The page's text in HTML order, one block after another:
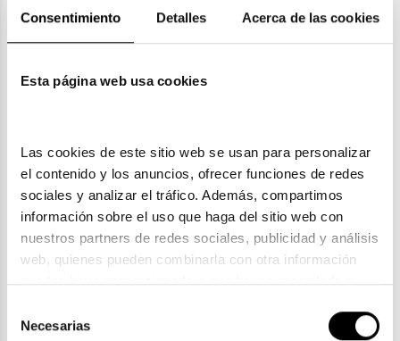
Consentimiento Detalles Acerca de las cookies
Esta página web usa cookies
Las cookies de este sitio web se usan para personalizar
el contenido y los anuncios, ofrecer funciones de redes
sociales y analizar el tráfico. Además, compartimos
información sobre el uso que haga del sitio web con
nuestros partners de redes sociales, publicidad y análisis
web, quienes pueden combinarla con otra información
que les haya proporcionado o que hayan recopilado a
la política de privacidad en el siguiente
. Consulta
Necesarias